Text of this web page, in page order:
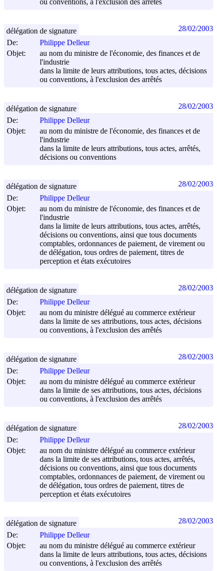
ou conventions, à l'exclusion des arrêtés
De:
Philippe Delleur
Objet:
au nom du ministre de l'économie, des finances et de
l'industrie
dans la limite de leurs attributions, tous actes, décisions
ou conventions, à l'exclusion des arrêtés
délégation de signature 28/02/2003
De:
Philippe Delleur
Objet:
au nom du ministre de l'économie, des finances et de
l'industrie
dans la limite de leurs attributions, tous actes, arrêtés,
décisions ou conventions
délégation de signature 28/02/2003
De:
Philippe Delleur
Objet:
au nom du ministre de l'économie, des finances et de
l'industrie
dans la limite de leurs attributions, tous actes, arrêtés,
décisions ou conventions, ainsi que tous documents
comptables, ordonnances de paiement, de virement ou
de délégation, tous ordres de paiement, titres de
perception et états exécutoires
délégation de signature 28/02/2003
De:
Philippe Delleur
Objet:
au nom du ministre délégué au commerce extérieur
dans la limite de ses attributions, tous actes, décisions
ou conventions, à l'exclusion des arrêtés
délégation de signature 28/02/2003
De:
Philippe Delleur
Objet:
au nom du ministre délégué au commerce extérieur
dans la limite de ses attributions, tous actes, décisions
ou conventions, à l'exclusion des arrêtés
délégation de signature 28/02/2003
De:
Philippe Delleur
Objet:
au nom du ministre délégué au commerce extérieur
dans la limite de ses attributions, tous actes, arrêtés,
décisions ou conventions, ainsi que tous documents
comptables, ordonnances de paiement, de virement ou
de délégation, tous ordres de paiement, titres de
perception et états exécutoires
délégation de signature 28/02/2003
De:
Philippe Delleur
Objet:
au nom du ministre délégué au commerce extérieur
dans la limite de leurs attributions, tous actes, décisions
ou conventions, à l'exclusion des arrêtés
délégation de signature 28/02/2003